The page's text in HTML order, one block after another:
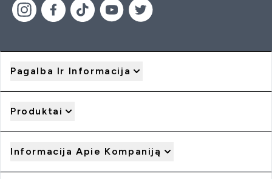
Pagalba Ir Informacija
Produktai
Informacija Apie Kompaniją